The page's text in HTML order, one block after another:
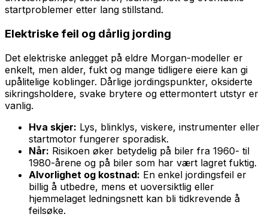
startproblemer etter lang stillstand.
Elektriske feil og dårlig jording
Det elektriske anlegget på eldre Morgan-modeller er
enkelt, men alder, fukt og mange tidligere eiere kan gi
upålitelige koblinger. Dårlige jordingspunkter, oksiderte
sikringsholdere, svake brytere og ettermontert utstyr er
vanlig.
Hva skjer: Lys, blinklys, viskere, instrumenter eller
startmotor fungerer sporadisk.
Når: Risikoen øker betydelig på biler fra 1960- til
1980-årene og på biler som har vært lagret fuktig.
Alvorlighet og kostnad: En enkel jordingsfeil er
billig å utbedre, mens et uoversiktlig eller
hjemmelaget ledningsnett kan bli tidkrevende å
feilsøke.